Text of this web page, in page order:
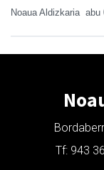
Noaua Aldizkaria abu
Tf: 943